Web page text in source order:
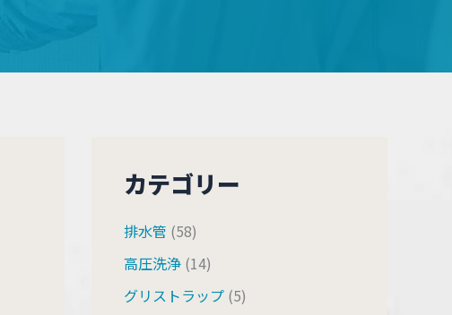
カテゴリー
排水管 (58)
高圧洗浄 (14)
グリストラップ (5)